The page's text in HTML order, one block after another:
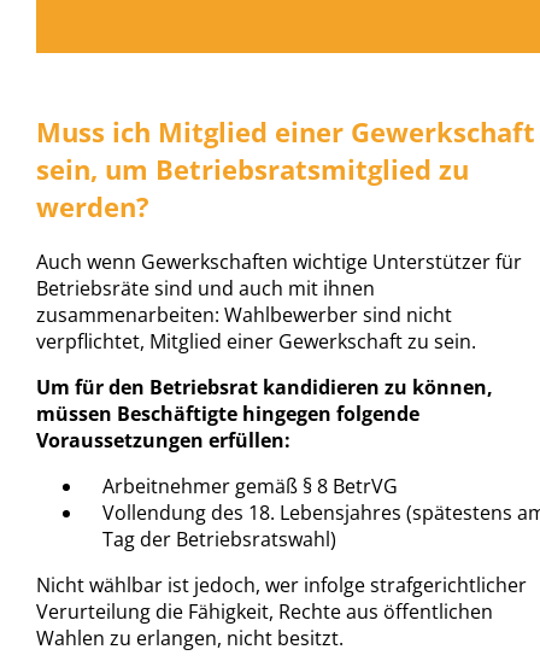
Muss ich Mitglied einer Gewerkschaft
sein, um Betriebsratsmitglied zu
werden?
Auch wenn Gewerkschaften wichtige Unterstützer für
Betriebsräte sind und auch mit ihnen
zusammenarbeiten: Wahlbewerber sind nicht
verpflichtet, Mitglied einer Gewerkschaft zu sein.
Um für den Betriebsrat kandidieren zu können,
müssen Beschäftigte hingegen folgende
Voraussetzungen erfüllen:
Arbeitnehmer gemäß § 8 BetrVG
Vollendung des 18. Lebensjahres (spätestens
Tag der Betriebsratswahl)
Nicht wählbar ist jedoch, wer infolge strafgerichtlicher
Verurteilung die Fähigkeit, Rechte aus öffentlichen
Wahlen zu erlangen, nicht besitzt.